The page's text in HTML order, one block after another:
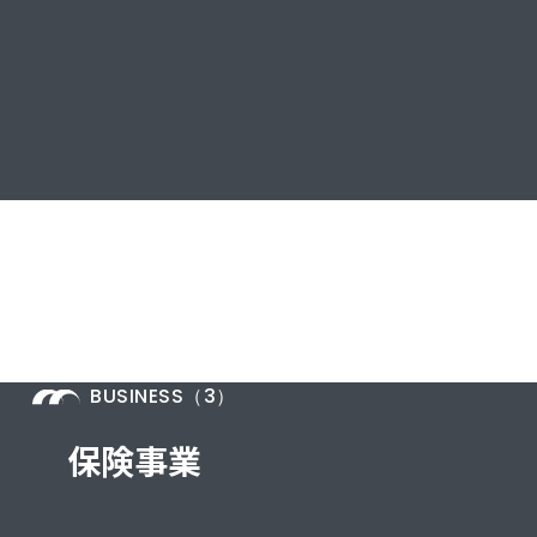
BUSINESS（3）
保険事業